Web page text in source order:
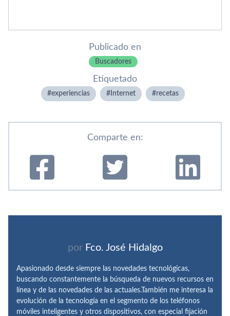
Publicado en
Buscadores
Etiquetado
experiencias Internet recetas
Comparte en:
por Fco. José Hidalgo
Apasionado desde siempre las novedades tecnológicas,
buscando constantemente la búsqueda de nuevos recursos en
línea y de las novedades de las actuales.También me interesa la
evolución de la tecnología en el segmento de los teléfonos
móviles inteligentes y otros dispositivos, con especial fijación